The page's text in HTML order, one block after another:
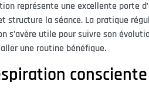
représente une excellente porte
structure la séance. La pratique
s’avère utile pour suivre son
une routine bénéfique.
consciente